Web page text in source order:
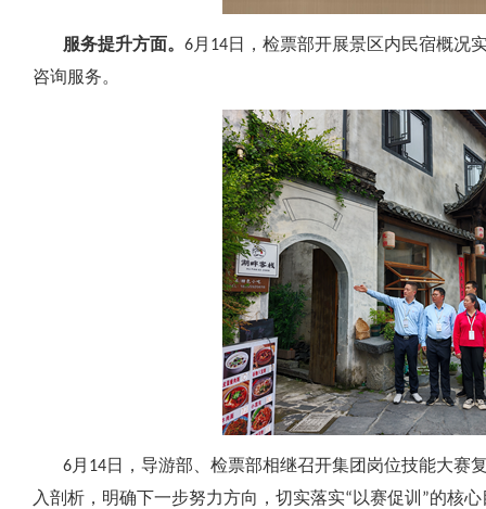
服务提升方面。 6月14日，检票部开展景区内民宿概况
咨询服务。
6月14日，导游部、检票部相继召开集团岗位技能大赛
入剖析，明确下一步努力方向，切实落实“以赛促训”的核心